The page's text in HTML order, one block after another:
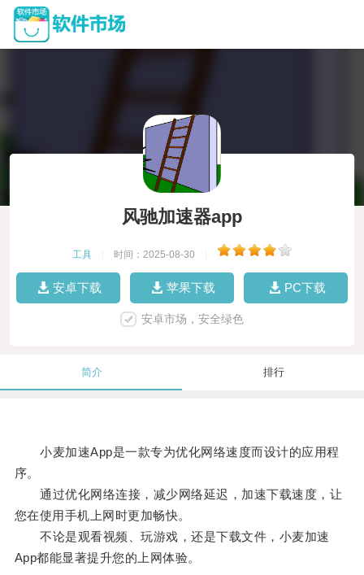
风驰加速器app
工具 时间：2025-08-30
安卓下载 苹果下载 PC下载
安卓市场，安全绿色
简介 排行
小麦加速App是一款专为优化网络速度而设计的应用程
序。
通过优化网络连接，减少网络延迟，加速下载速度，让
您在使用手机上网时更加畅快。
不论是观看视频、玩游戏，还是下载文件，小麦加速
App都能显著提升您的上网体验。